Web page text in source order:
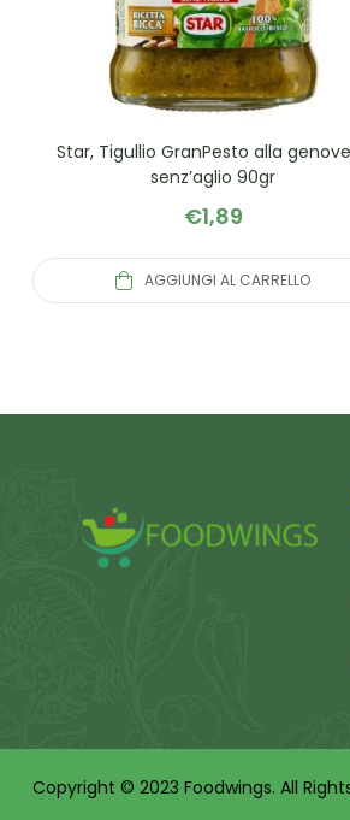
Star, Tigullio GranPesto alla
senz’aglio 90gr
€1,89
AGGIUNGI AL CARRELLO
Copyright © 2023 Foodwings. All